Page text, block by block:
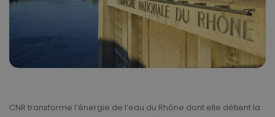
CNR transforme l’énergie de l’eau du Rhône dont elle détient la